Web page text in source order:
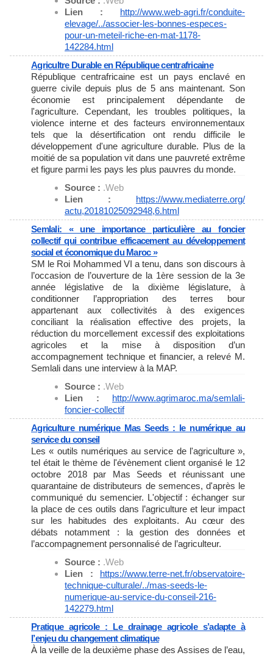
Lien : http://www.web-agri.fr/conduite-
elevage/../associer-les-bonnes-especes-
pour-un-meteil-riche-en-mat-1178-
142284.html
Agricultre Durable en République centrafricaine
République centrafricaine est un pays enclavé en
guerre civile depuis plus de 5 ans maintenant. Son
économie est principalement dépendante de
l'agriculture. Cependant, les troubles politiques, la
violence interne et des facteurs environnementaux
tels que la désertification ont rendu difficile le
développement d'une agriculture durable. Plus de la
moitié de sa population vit dans une pauvreté extrême
et figure parmi les pays les plus pauvres du monde.
Source : .Web
Lien : https://www.mediaterre.org/
actu,20181025092948,6.html
Semlali: « une importance particulière au foncier
collectif qui contribue efficacement au développement
social et économique du Maroc »
SM le Roi Mohammed VI a tenu, dans son discours à
l’occasion de l’ouverture de la 1ère session de la 3e
année législative de la dixième législature, à
conditionner l’appropriation des terres bour
appartenant aux collectivités à des exigences
conciliant la réalisation effective des projets, la
réduction du morcellement excessif des exploitations
agricoles et la mise à disposition d’un
accompagnement technique et financier, a relevé M.
Semlali dans une interview à la MAP.
Source : .Web
Lien : http://www.agrimaroc.ma/semlali-
foncier-collectif
Agriculture numérique Mas Seeds : le numérique au
service du conseil
Les « outils numériques au service de l'agriculture »,
tel était le thème de l'évènement client organisé le 12
octobre 2018 par Mas Seeds et réunissant une
quarantaine de distributeurs de semences, d'après le
communiqué du semencier. L'objectif : échanger sur
la place de ces outils dans l’agriculture et leur impact
sur les habitudes des exploitants. Au cœur des
débats notamment : la gestion des données et
l’accompagnement personnalisé de l’agriculteur.
Source : .Web
Lien : https://www.terre-net.fr/observatoire-
technique-culturale/../mas-seeds-le-
numerique-au-service-du-conseil-216-
142279.html
Pratique agricole : Le drainage agricole s’adapte à
l’enjeu du changement climatique
À la veille de la deuxième phase des Assises de l’eau,